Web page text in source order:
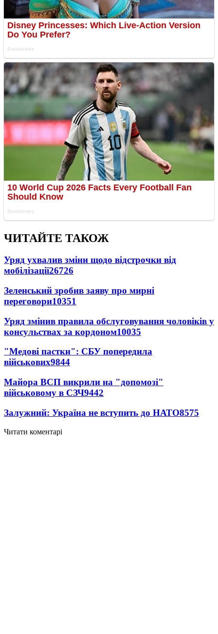
ЧИТАЙТЕ ТАКОЖ
Уряд ухвалив зміни щодо відстрочки від
мобілізації26726
Зеленський зробив заяву про мирні
переговори10351
Уряд змінив правила обслуговування чоловіків у
консульствах за кордоном10035
"Медові пастки": СБУ попередила
військових9844
Майора ВСП викрили на "допомозі"
військовому в СЗЧ9442
Залужний: Україна не вступить до НАТО8575
Читати коментарі